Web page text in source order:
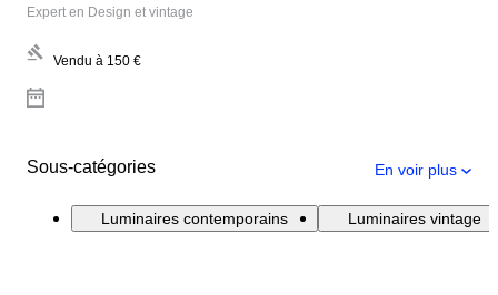
Expert en Design et vintage
Vendu à 150 €
Sous-catégories En voir plus
Luminaires contemporains Luminaires vintage